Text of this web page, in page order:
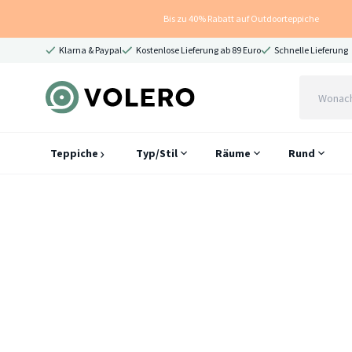
Bis zu 40% Rabatt auf Outdoorteppiche
Klarna & Paypal Kostenlose Lieferung ab 89 Euro Schnelle Lieferung
Teppiche Typ/Stil Räume Rund